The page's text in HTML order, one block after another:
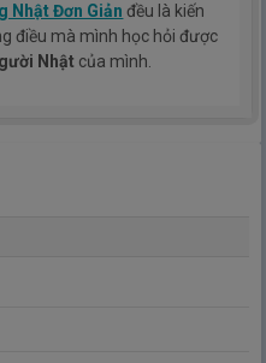
Nhật Đơn Giản đều là kiến
điều mà mình học hỏi được
Nhật của mình.
có được sẽ giúp các bạn